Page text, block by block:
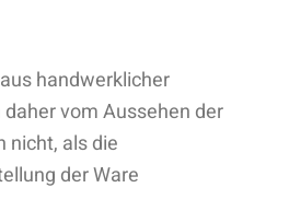
handwerklicher
vom Aussehen der
nicht, als die
der Ware